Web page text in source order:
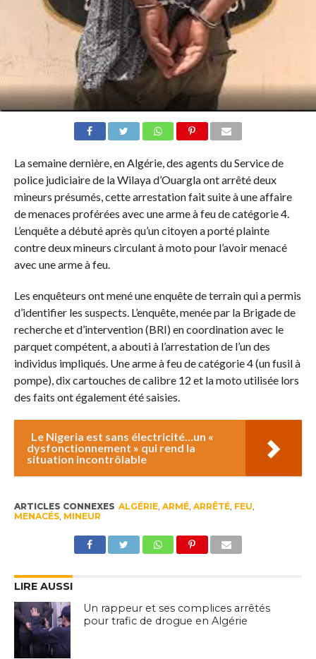
La semaine dernière, en Algérie, des agents du Service de
police judiciaire de la Wilaya d’Ouargla ont arrêté deux
mineurs présumés, cette arrestation fait suite à une affaire
de menaces proférées avec une arme à feu de catégorie 4.
L’enquête a débuté après qu’un citoyen a porté plainte
contre deux mineurs circulant à moto pour l’avoir menacé
avec une arme à feu.
Les enquêteurs ont mené une enquête de terrain qui a permis
d’identifier les suspects. L’enquête, menée par la Brigade de
recherche et d’intervention (BRI) en coordination avec le
parquet compétent, a abouti à l’arrestation de l’un des
individus impliqués. Une arme à feu de catégorie 4 (un fusil à
pompe), dix cartouches de calibre 12 et la moto utilisée lors
des faits ont également été saisies.
Le Nigeria est sans électricité…un «
dysfonctionnement » qui rend la
situation incontrôlable
ARTICLES CONNEXES ALGÉRIE, ARMÉ, ARRÊTÉ, FEU
MENACÉS, MINEUR
LIRE AUSSI
Un rappeur et ses complices arrêtés
pour trafic de drogue en Algérie